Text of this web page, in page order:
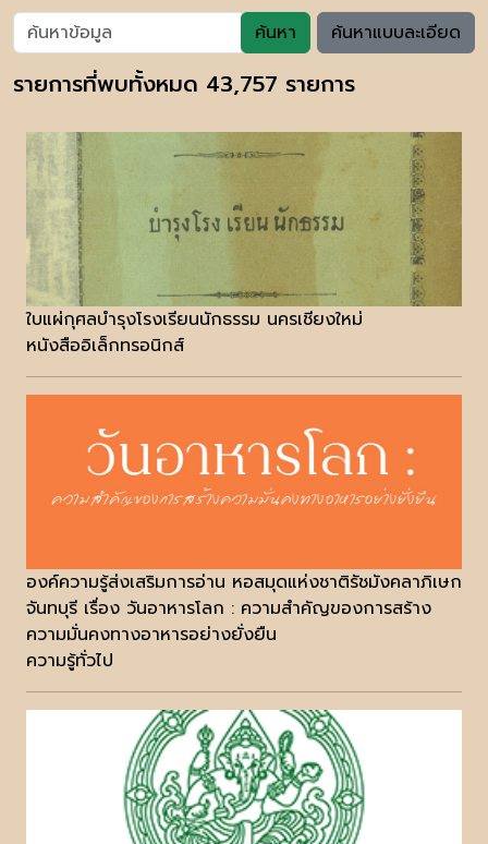
ค้นหา ค้นหาแบบละเอียด
รายการที่พบทั้งหมด 43,757 รายการ
ใบแผ่กุศลบำรุงโรงเรียนนักธรรม นครเชียงใหม่
หนังสืออิเล็กทรอนิกส์
องค์ความรู้ส่งเสริมการอ่าน หอสมุดแห่งชาติรัชมังคลาภิเษก
จันทบุรี เรื่อง วันอาหารโลก : ความสำคัญของการสร้าง
ความมั่นคงทางอาหารอย่างยั่งยืน
ความรู้ทั่วไป